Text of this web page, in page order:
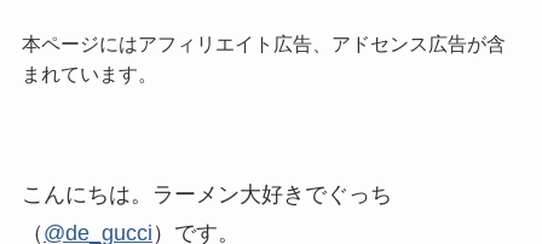
本ページにはアフィリエイト広告、アドセンス広告が含
まれています。
こんにちは。ラーメン大好きでぐっち
（ @de_gucci ）です。